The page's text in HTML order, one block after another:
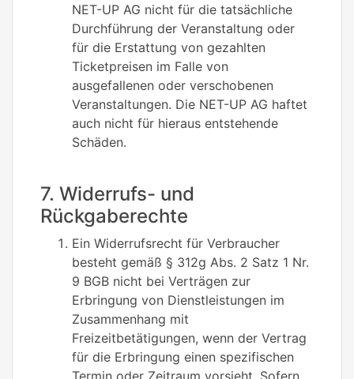
NET-UP AG nicht für die tatsächliche
Durchführung der Veranstaltung oder
für die Erstattung von gezahlten
Ticketpreisen im Falle von
ausgefallenen oder verschobenen
Veranstaltungen. Die NET-UP AG haftet
auch nicht für hieraus entstehende
Schäden.
7. Widerrufs- und
Rückgaberechte
Ein Widerrufsrecht für Verbraucher
besteht gemäß § 312g Abs. 2 Satz 1 Nr.
9 BGB nicht bei Verträgen zur
Erbringung von Dienstleistungen im
Zusammenhang mit
Freizeitbetätigungen, wenn der Vertrag
für die Erbringung einen spezifischen
Termin oder Zeitraum vorsieht. Sofern